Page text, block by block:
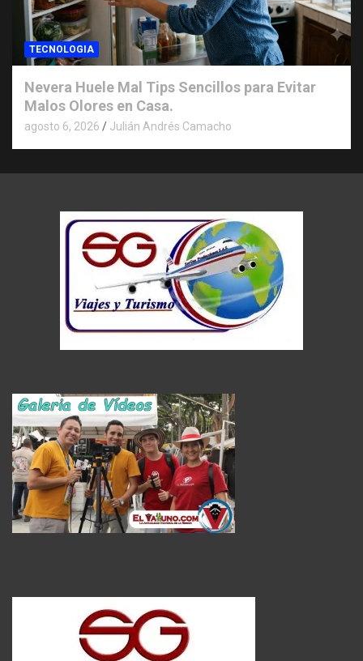
TECNOLOGIA
Nevera Huele Mal Tips Sencillos para Evitar
Malos Olores en Casa.
agosto 6, 2026 Julián Andrés Camacho